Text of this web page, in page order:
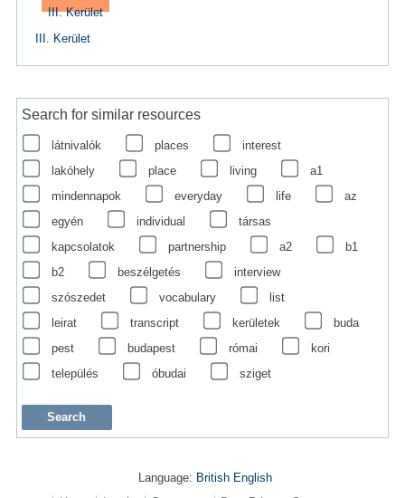
III. Kerület
Search for similar resources
látnivalók places
interest
lakóhely
place living
a1
mindennapok
everyday life
az
egyén
individual
társas
kapcsolatok
partnership a2
b1
b2
beszélgetés
interview
szószedet
vocabulary
list
leirat
transcript kerületek
buda
pest
budapest római
kori
település
óbudai sziget
Language: British English